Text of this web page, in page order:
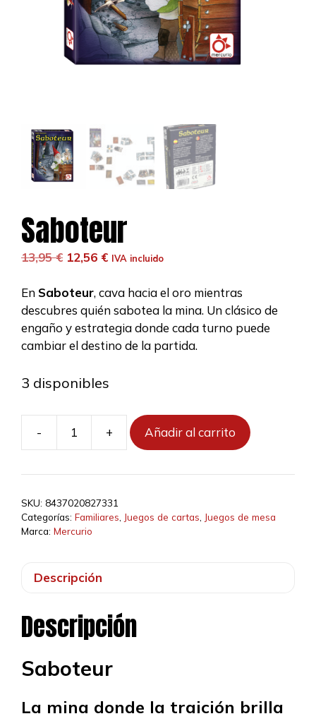
Saboteur
13,95€ El
original
era:
13,95 €.
12,56 €El
actual
es:
12,56 €.
IVA incluido
En Saboteur, cava hacia el oro mientras
descubres quién sabotea la mina. Un clásico de
engaño y estrategia donde cada turno puede
cambiar el destino de la partida.
3 disponibles
-
Saboteur
+ Añadir al carrito
SKU: 8437020827331
Categorías: Familiares Juegos de cartas Juegos de mesa
Marca: Mercurio
Descripción
Descripción
Saboteur
La mina donde la traición brilla